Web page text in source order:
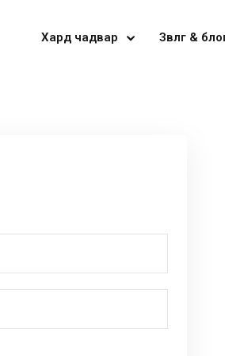
Хард чадвар Зөвлөгөө &
Sign up